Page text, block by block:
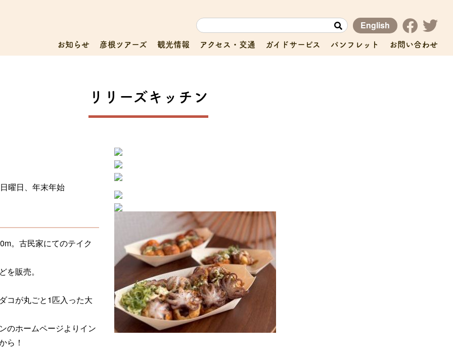
English
お知らせ 彦根ツアーズ 観光情報 アクセス・交通 ガイドサービス パンフレット お問い合わせ
リリーズキッチン
曜日、年末年始
。古民家にてのテイク
販売。
コが丸ごと1匹入った大
のホームページよりイン
ら！